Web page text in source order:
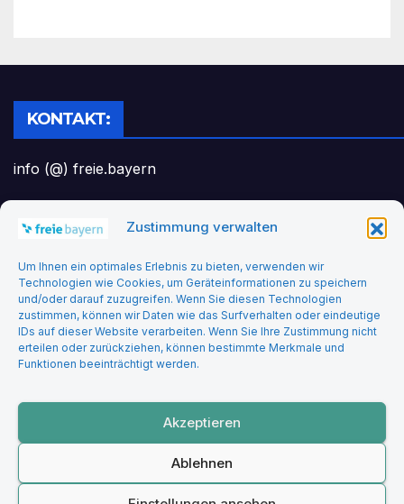
Zustimmung verwalten
Um Ihnen ein optimales Erlebnis zu bieten, verwenden wir
Technologien wie Cookies, um Geräteinformationen zu speichern
und/oder darauf zuzugreifen. Wenn Sie diesen Technologien
zustimmen, können wir Daten wie das Surfverhalten oder eindeutige
IDs auf dieser Website verarbeiten. Wenn Sie Ihre Zustimmung nicht
erteilen oder zurückziehen, können bestimmte Merkmale und
Funktionen beeinträchtigt werden.
Akzeptieren
Ablehnen
KONTAKT:
info (@) freie.bayern
Freie Bayern
Stolz präsentiert von WordPress
Themeansar